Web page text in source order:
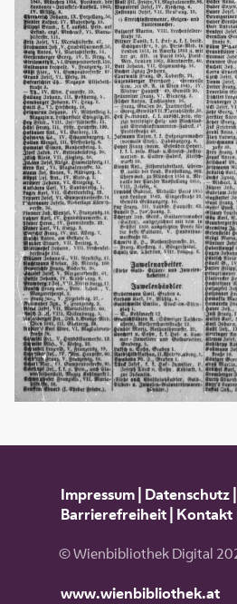
Impressum| Datenschutz|
Barrierefreiheit| Kontakt
© Wienbibliothek Digital
www.wienbibliothek.at